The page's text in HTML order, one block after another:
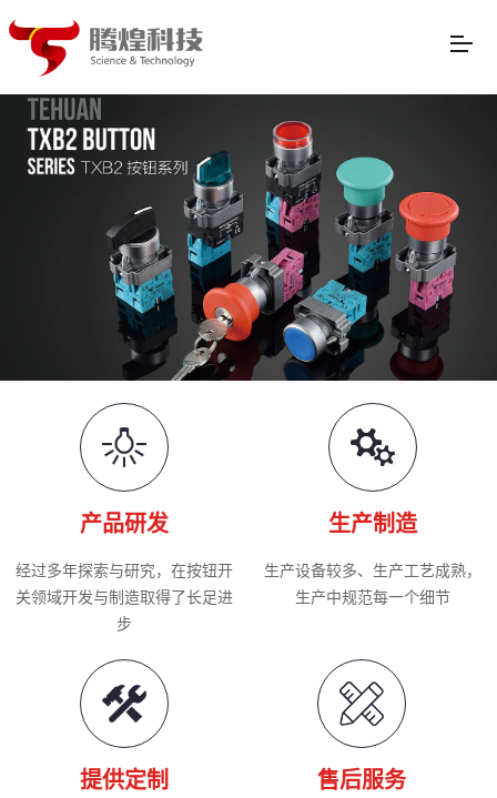
产品研发
经过多年探索与研究，在按钮开
关领域开发与制造取得了长足进
步
生产制造
生产设备较多、生产工艺成熟，
生产中规范每一个细节
提供定制 售后服务